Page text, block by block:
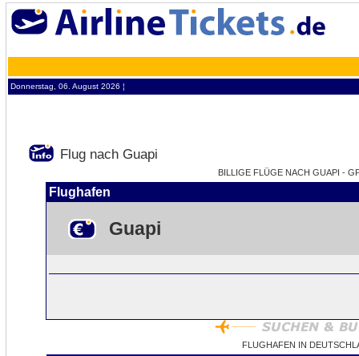
Donnerstag, 06. August 2026 ¦
Flug nach Guapi
BILLIGE FLÜGE NACH GUAPI -
Flughafen
Guapi
FLUGHAFEN IN